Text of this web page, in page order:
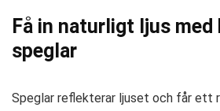
Få in naturligt ljus med
speglar
Speglar reflekterar ljuset och får ett